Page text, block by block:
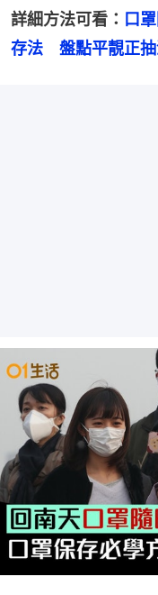
詳細方法可看： 口
存法　盤點平靚正